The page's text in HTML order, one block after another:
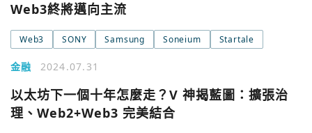
Web3終將邁向主流
Web3 SONY Samsung Soneium Startale
金融 2024.07.31
以太坊下一個十年怎麼走？V 神揭藍圖：擴張治
理、Web2+Web3 完美結合